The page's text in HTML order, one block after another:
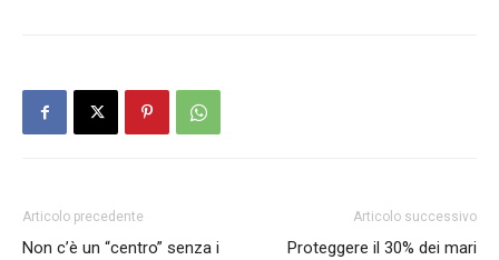
Articolo precedente
Non c’è un “centro” senza i
Articolo successivo
Proteggere il 30% dei mari